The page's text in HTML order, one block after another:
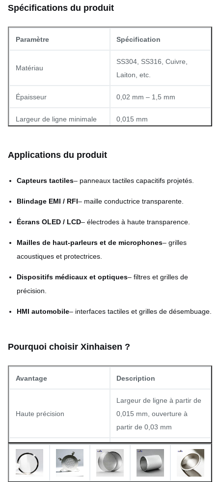
Spécifications du produit
Paramètre Spécification
Matériau
SS304, SS316, Cuivre,
Laiton, etc.
Épaisseur 0,02 mm – 1,5 mm
Largeur de ligne minimale 0,015 mm
1800 mm × 650 mm
(personnalisable)
Carré, hexagonal,
personnalisées
Applications du produit
Capteurs tactiles– panneaux tactiles capacitifs projetés.
Blindage EMI / RFI– maille conductrice transparente.
Écrans OLED / LCD– électrodes à haute transparence.
Mailles de haut-parleurs et de microphones– grilles
acoustiques et protectrices.
Dispositifs médicaux et optiques– filtres et grilles de
précision.
HMI automobile– interfaces tactiles et grilles de désembuage.
Pourquoi choisir Xinhaisen ?
Avantage Description
Haute précision
Largeur de ligne à partir de
0,015 mm, ouverture à
partir de 0,03 mm
Livraison rapide
Temps d'outillage court,
capacité de production
flexible